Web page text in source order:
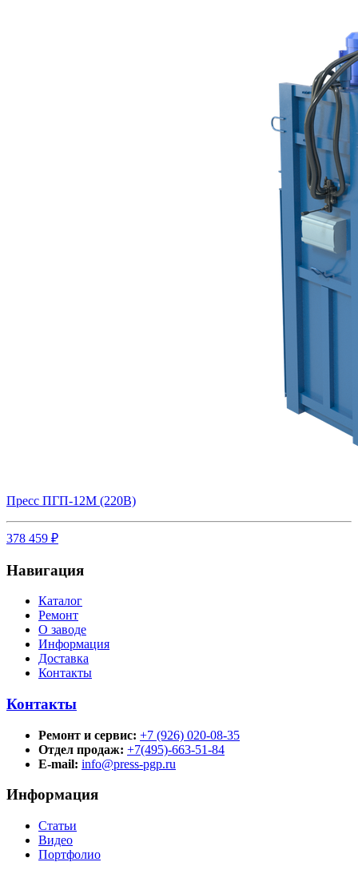
Пресс ПГП-12М (220В)
378 459 ₽
Навигация
Каталог
Ремонт
О заводе
Информация
Доставка
Контакты
Контакты
Ремонт и сервис: +7 (926) 020-08-35
Отдел продаж: +7(495)-663-51-84
E-mail: info@press-pgp.ru
Информация
Статьи
Видео
Портфолио